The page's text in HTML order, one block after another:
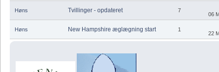
Høns Tvillinger - opdateret 7
06
Høns New Hampshire æglægning start 1
22